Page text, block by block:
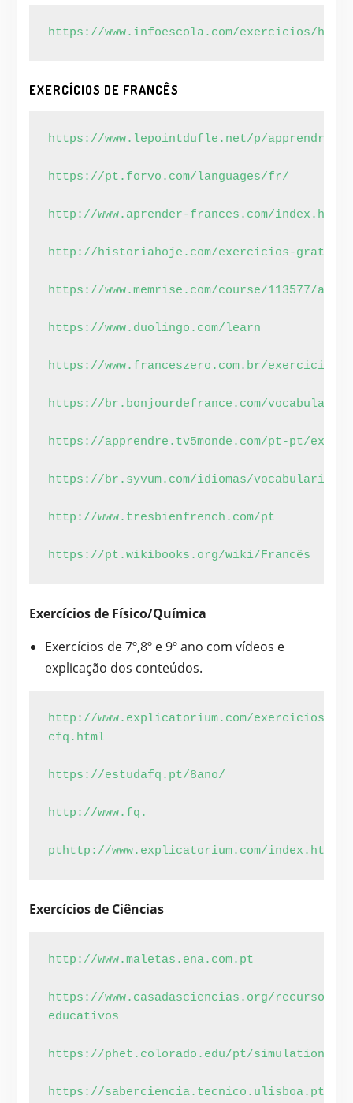
https://www.infoescola.com/exercicios/
EXERCÍCIOS DE FRANCÊS
https://www.lepointdufle.net/p/
https://pt.forvo.com/languages/fr/
http://www.aprender-frances.com/index.html
http://historiahoje.com/exercicios-
https://www.memrise.com/course/113577/
https://www.duolingo.com/learn
https://www.franceszero.com.br/exercicios-
https://br.bonjourdefrance.com/
https://apprendre.tv5monde.com/pt-pt/
https://br.syvum.com/idiomas/vocabulario/
http://www.tresbienfrench.com/pt
https://pt.wikibooks.org/wiki/Francês
Exercícios de Físico/Química
Exercícios de 7º,8º e 9º ano com vídeos e
explicação dos conteúdos.
http://www.explicatorium.com/exercicios-
cfq.html
https://estudafq.pt/8ano/
http://www.fq.
pthttp://www.explicatorium.com/index.html
Exercícios de Ciências
http://www.maletas.ena.com.pt
https://www.casadasciencias.org/recursos-
educativos
https://phet.colorado.edu/pt/simulations/
https://saberciencia.tecnico.ulisboa.pt